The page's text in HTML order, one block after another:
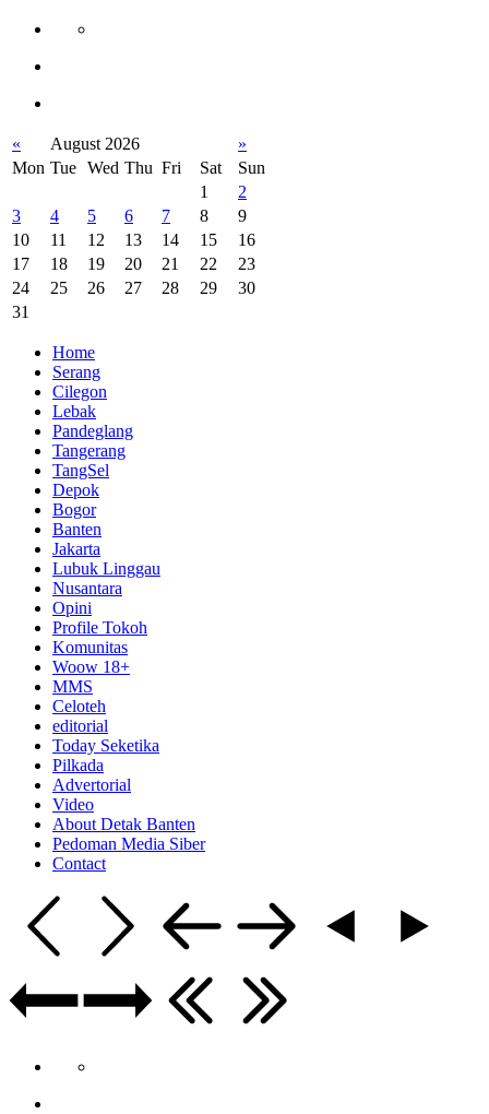
« August 2026
»
Mon Tue Wed Thu Fri Sat
Sun
1
2
3
4 5 6 7 8
9
10
11 12 13 14 15
16
17
18 19 20 21 22
23
24
25 26 27 28 29
30
31
Home
Serang
Cilegon
Lebak
Pandeglang
Tangerang
TangSel
Depok
Bogor
Banten
Jakarta
Lubuk Linggau
Nusantara
Opini
Profile Tokoh
Komunitas
Woow 18+
MMS
Celoteh
editorial
Today Seketika
Pilkada
Advertorial
Video
About Detak Banten
Pedoman Media Siber
Contact